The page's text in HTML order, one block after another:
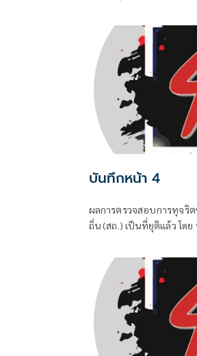
กรรมาธิการการกฎหมาย
บันทึกหน้า 4
ผลการตรวจสอบการทุจริ
ถิ่น (สถ.) เป็นที่ยุติแล้ว โด
ดำเนินการทุกอย่างที่ควร